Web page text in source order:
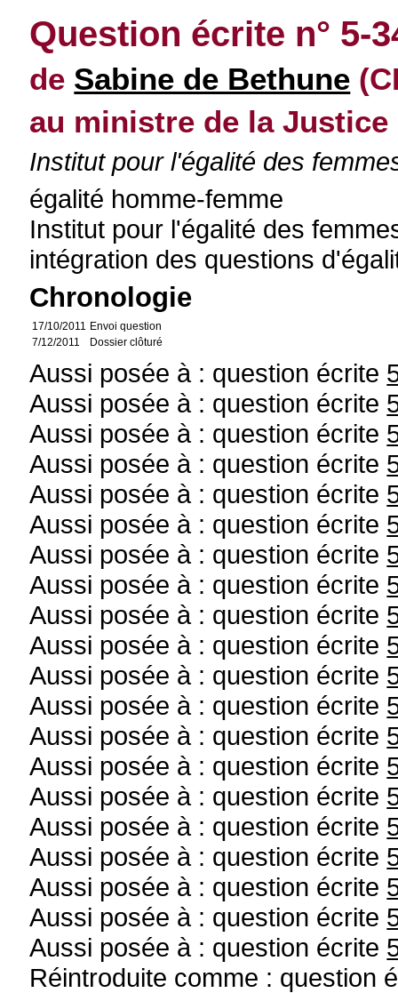
Question écrite n° 5-
de Sabine de Bethune
au ministre de la Justice
Institut pour l'égalité des
égalité homme-femme
Institut pour l'égalité des
intégration des questions
Chronologie
17/10/2011 Envoi question
7/12/2011
Dossier clôturé
Aussi posée à : question écrite
Aussi posée à : question écrite
Aussi posée à : question écrite
Aussi posée à : question écrite
Aussi posée à : question écrite
Aussi posée à : question écrite
Aussi posée à : question écrite
Aussi posée à : question écrite
Aussi posée à : question écrite
Aussi posée à : question écrite
Aussi posée à : question écrite
Aussi posée à : question écrite
Aussi posée à : question écrite
Aussi posée à : question écrite
Aussi posée à : question écrite
Aussi posée à : question écrite
Aussi posée à : question écrite
Aussi posée à : question écrite
Aussi posée à : question écrite
Aussi posée à : question écrite
Réintroduite comme : question